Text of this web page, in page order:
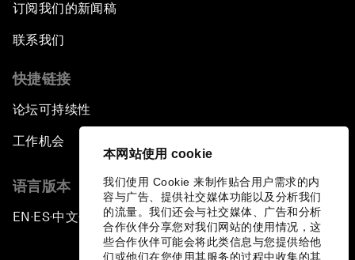
本网站使用 cookie
我们使用 Cookie 来制作贴合用户需求的内
容与广告、提供社交媒体功能以及分析我们
的流量。我们还会与社交媒体、广告和分析
合作伙伴分享您对我们网站的使用情况，这
些合作伙伴可能会将此类信息与您提供给他
们或他们在您使用其服务的过程中收集的其
订阅我们的新闻稿
联系我们
快捷链接
论坛可持续性
工作机会
语言版本
EN ▪ ES▪中文▪ 日本語